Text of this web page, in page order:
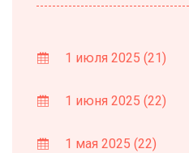
1 июля 2025 (21)
1 июня 2025 (22)
1 мая 2025 (22)